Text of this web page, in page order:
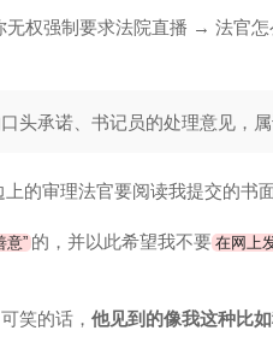
无权强制要求法院直播 → 法官
头承诺、书记员的处理意见，
上的审理法官要阅读我提交的书
意” 的，并以此希望我不要 在网上
笑的话， 他见到的像我这种比